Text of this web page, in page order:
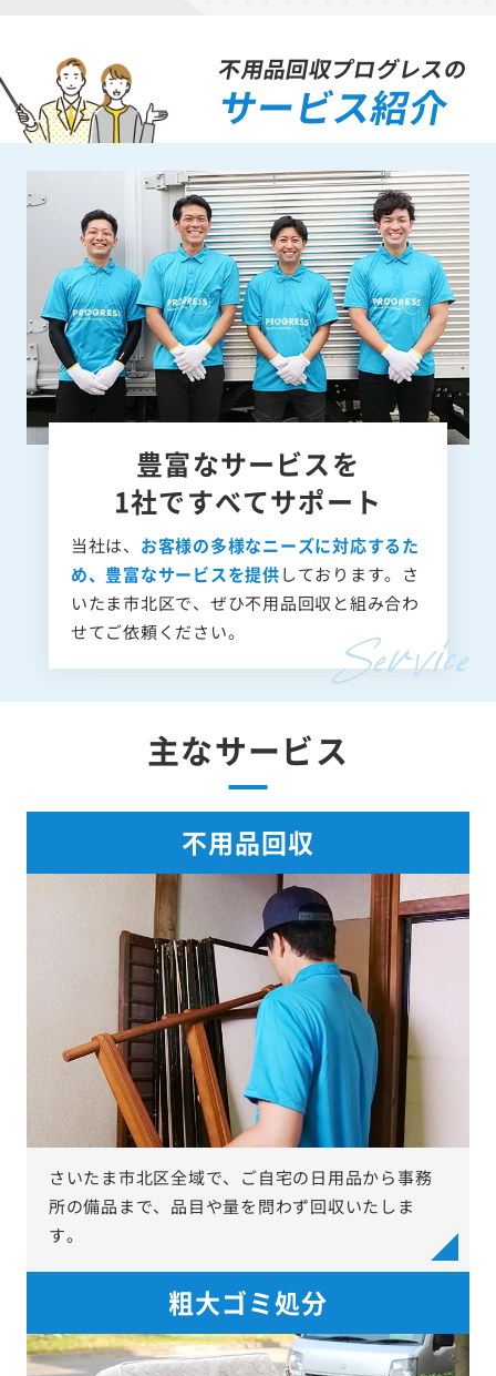
不用品回収プログレスの
サービス紹介
豊富なサービスを
1社ですべてサポート
当社は、 お客様の多様なニーズに対応するた
め、豊富なサービスを提供しております。さ
いたま市北区で、ぜひ不用品回収と組み合わ
せてご依頼ください。
主なサービス
不用品回収
さいたま市北区全域で、ご自宅の日用品から事務
所の備品まで、品目や量を問わず回収いたしま
す。
粗大ゴミ処分